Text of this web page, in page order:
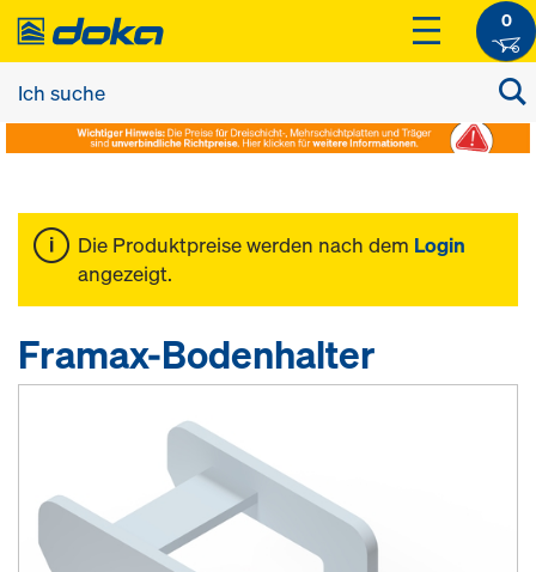
0
Die Produktpreise werden nach dem Login
angezeigt.
Framax-Bodenhalter